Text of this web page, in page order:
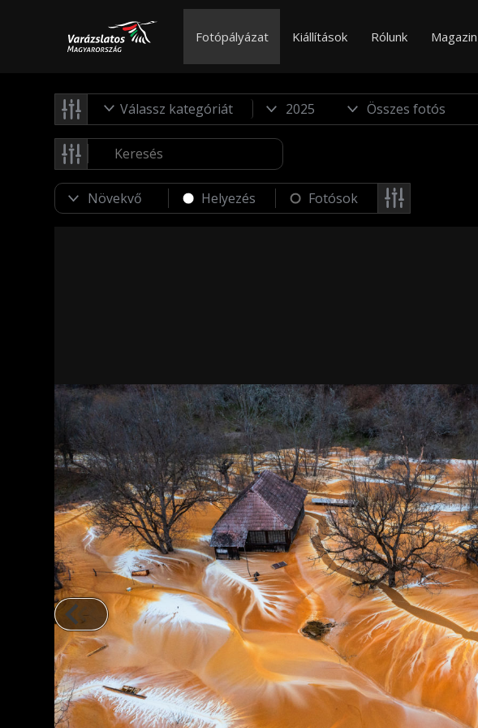
Fotópályázat Kiállítások Rólunk Magazin
Válassz kategóriát
Helyezés Fotósok